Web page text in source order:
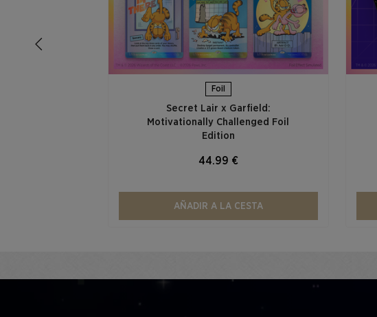
Foil
Secret Lair x Garfield:
Motivationally Challenged Foil
Edition​
44.99 €
AÑADIR A LA CESTA